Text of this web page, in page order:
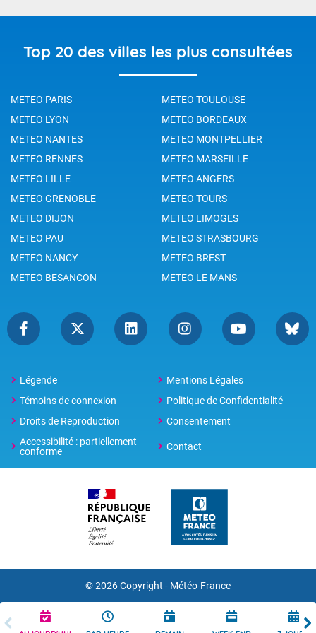
Top 20 des villes les plus consultées
METEO PARIS
METEO TOULOUSE
METEO LYON
METEO BORDEAUX
METEO NANTES
METEO MONTPELLIER
METEO RENNES
METEO MARSEILLE
METEO LILLE
METEO ANGERS
METEO GRENOBLE
METEO TOURS
METEO DIJON
METEO LIMOGES
METEO PAU
METEO STRASBOURG
METEO NANCY
METEO BREST
METEO BESANCON
METEO LE MANS
Légende
Mentions Légales
Témoins de connexion
Politique de Confidentialité
Droits de Reproduction
Consentement
Accessibilité : partiellement
conforme
Contact
© 2026 Copyright - Météo-France